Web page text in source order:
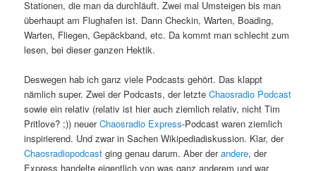
Stationen, die man da durchläuft. Zwei mal Umsteigen bis man
überhaupt am Flughafen ist. Dann Checkin, Warten, Boading,
Warten, Fliegen, Gepäckband, etc. Da kommt man schlecht zum
lesen, bei dieser ganzen Hektik.
Deswegen hab ich ganz viele Podcasts gehört. Das klappt
nämlich super. Zwei der Podcasts, der letzteChaosradio Podcast
sowie ein relativ (relativ ist hier auch ziemlich relativ, nicht Tim
Pritlove? ;)) neuerChaosradio Express-Podcast waren ziemlich
inspirierend. Und zwar in Sachen Wikipediadiskussion. Klar, der
Chaosradiopodcast ging genau darum. Aber derandere, der
Express handelte eigentlich von was ganz anderem und war